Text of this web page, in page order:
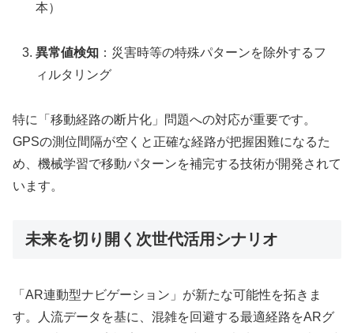
本）
異常値検知 ：災害時等の特殊パターンを除外するフ
ィルタリング
特に「移動経路の断片化」問題への対応が重要です。
GPSの測位間隔が空くと正確な経路が把握困難になるた
め、機械学習で移動パターンを補完する技術が開発されて
います。
未来を切り開く次世代活用シナリオ
「AR連動型ナビゲーション」が新たな可能性を拓きま
す。人流データを基に、混雑を回避する最適経路をARグ